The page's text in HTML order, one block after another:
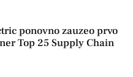
ponovno zauzeo prvo
Top 25 Supply Chain